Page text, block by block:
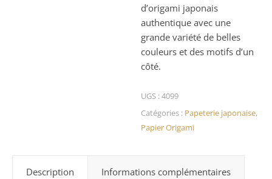
d’origami japonais
authentique avec une
grande variété de belles
couleurs et des motifs d’un
côté.
UGS :4099
Catégories : Papeterie japonaise,
Papier Origami
Description Informations complémentaires